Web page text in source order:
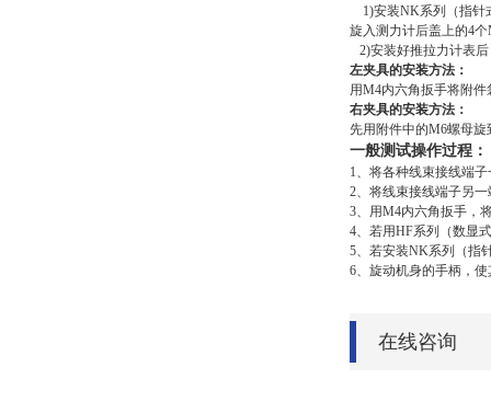
1)安装NK系列（指针
旋入测力计后盖上的4
2)安装好推拉力计表
左夹具的安装方法：
用M4内六角扳手将附
右夹具的安装方法：
先用附件中的M6螺母
一般测试操作过程：
1、将各种线束接线端
2、将线束接线端子另
3、用M4内六角扳手，
4、若用HF系列（数显
5、若安装NK系列（指
6、旋动机身的手柄，
在线咨询